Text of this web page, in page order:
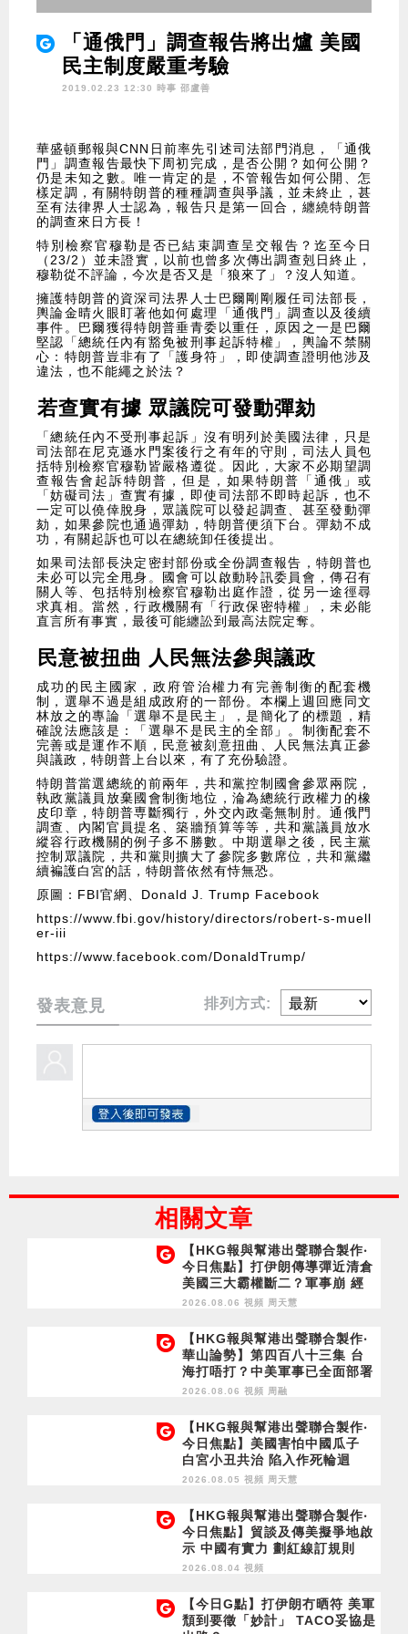
「通俄門」調查報告將出爐 美國
民主制度嚴重考驗
2019.02.23 12:30 時事 邵盧善
華盛頓郵報與CNN日前率先引述司法部門消息，「通俄
門」調查報告最快下周初完成，是否公開？如何公開？
仍是未知之數。唯一肯定的是，不管報告如何公開、怎
樣定調，有關特朗普的種種調查與爭議，並未終止，甚
至有法律界人士認為，報告只是第一回合，纏繞特朗普
的調查來日方長！
特別檢察官穆勒是否已結束調查呈交報告？迄至今日
（23/2）並未證實，以前也曾多次傳出調查剋日終止，
穆勒從不評論，今次是否又是「狼來了」？沒人知道。
擁護特朗普的資深司法界人士巴爾剛剛履任司法部長，
輿論金晴火眼盯著他如何處理「通俄門」調查以及後續
事件。巴爾獲得特朗普垂青委以重任，原因之一是巴爾
堅認「總統任內有豁免被刑事起訴特權」，輿論不禁關
心：特朗普豈非有了「護身符」，即使調查證明他涉及
違法，也不能繩之於法？
若查實有據 眾議院可發動彈劾
「總統任內不受刑事起訴」沒有明列於美國法律，只是
司法部在尼克遜水門案後行之有年的守則，司法人員包
括特別檢察官穆勒皆嚴格遵從。因此，大家不必期望調
查報告會起訴特朗普，但是，如果特朗普「通俄」或
「妨礙司法」查實有據，即使司法部不即時起訴，也不
一定可以僥倖脫身，眾議院可以發起調查、甚至發動彈
劾，如果參院也通過彈劾，特朗普便須下台。彈劾不成
功，有關起訴也可以在總統卸任後提出。
如果司法部長決定密封部份或全份調查報告，特朗普也
未必可以完全甩身。國會可以啟動聆訊委員會，傳召有
關人等、包括特別檢察官穆勒出庭作證，從另一途徑尋
求真相。當然，行政機關有「行政保密特權」，未必能
直言所有事實，最後可能纏訟到最高法院定奪。
民意被扭曲 人民無法參與議政
成功的民主國家，政府管治權力有完善制衡的配套機
制，選舉不過是組成政府的一部份。本欄上週回應同文
林放之的專論「選舉不是民主」，是簡化了的標題，精
確說法應該是：「選舉不是民主的全部」。制衡配套不
完善或是運作不順，民意被刻意扭曲、人民無法真正參
與議政，特朗普上台以來，有了充份驗證。
特朗普當選總統的前兩年，共和黨控制國會參眾兩院，
執政黨議員放棄國會制衡地位，淪為總統行政權力的橡
皮印章，特朗普専斷獨行，外交內政毫無制肘。通俄門
調查、內閣官員提名、築牆預算等等，共和黨議員放水
縱容行政機關的例子多不勝數。中期選舉之後，民主黨
控制眾議院，共和黨則擴大了參院多數席位，共和黨繼
續褊護白宮的話，特朗普依然有恃無恐。
原圖：FBI官網、Donald J. Trump Facebook
https://www.fbi.gov/history/directors/robert-s-muell
er-iii
https://www.facebook.com/DonaldTrump/
發表意見 排列方式:
相關文章
【HKG報與幫港出聲聯合製作‧
今日焦點】打伊朗傳導彈近清倉
美國三大霸權斷二？軍事崩 經
濟損
2026.08.06 視頻 周天慧
【HKG報與幫港出聲聯合製作‧
華山論勢】第四百八十三集 台
海打唔打？中美軍事已全面部署
2028年1月台灣選舉是臨界點？
2026.08.06 視頻 周融
【HKG報與幫港出聲聯合製作‧
今日焦點】美國害怕中國瓜子
白宮小丑共治 陷入作死輪迴
2026.08.05 視頻 周天慧
【HKG報與幫港出聲聯合製作‧
今日焦點】貿談及傳美擬爭地啟
示 中國有實力 劃紅線訂規則
2026.08.04 視頻
【今日G點】打伊朗冇晒符 美軍
頹到要徵「妙計」 TACO妥協是